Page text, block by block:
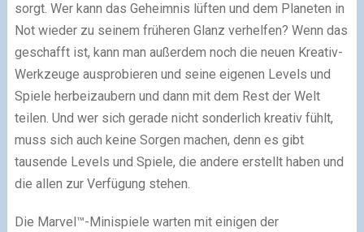
sorgt. Wer kann das Geheimnis lüften und dem Planeten in
Not wieder zu seinem früheren Glanz verhelfen? Wenn das
geschafft ist, kann man außerdem noch die neuen Kreativ-
Werkzeuge ausprobieren und seine eigenen Levels und
Spiele herbeizaubern und dann mit dem Rest der Welt
teilen. Und wer sich gerade nicht sonderlich kreativ fühlt,
muss sich auch keine Sorgen machen, denn es gibt
tausende Levels und Spiele, die andere erstellt haben und
die allen zur Verfügung stehen.
Die Marvel™-Minispiele warten mit einigen der